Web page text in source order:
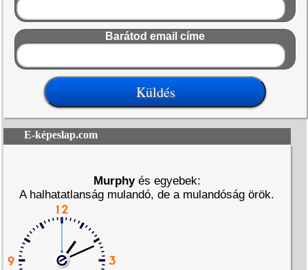
Barátod email címe
E-képeslap.com
Murphyés egyebek:
A halhatatlanság mulandó, de a mulandóság örök.